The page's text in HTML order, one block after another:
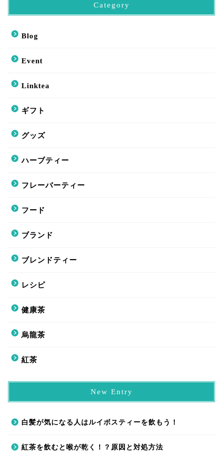
Category
Blog
Event
Linktea
ギフト
グッズ
ハーブティー
フレーバーティー
フード
ブランド
ブレンドティー
レシピ
健康茶
烏龍茶
紅茶
New Entry
白髪が気になる人はルイボスティーを飲もう！
紅茶を飲むと喉が乾く！？原因と対処方法